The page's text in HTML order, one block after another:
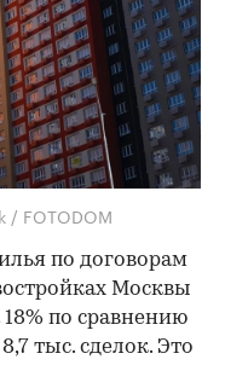
/ FOTODOM
по договорам
Москвы
по сравнению
тыс. сделок. Это